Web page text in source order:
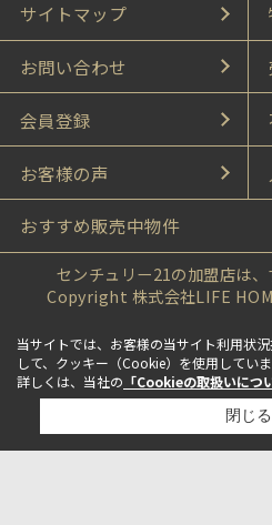
サイトマップ
お問い合わせ
会員登録
お客様の声
おすすめ販売中物件
センチュリー21の加盟店は、
Copyright 株式会社LIFE
当サイトでは、お客様の当サイト利用状
して、クッキー（Cookie）を使用していま
詳しくは、当社の 「Cookieの取扱いにつ
閉じる